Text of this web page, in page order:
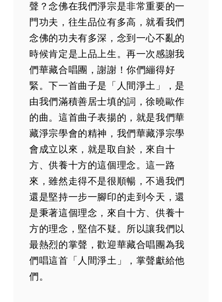
聲？念佛在我們淨宗是非常重要的一
門功夫，往生品位有多高，就看我們
念佛的功夫有多深，念到一心不亂的
時候肯定是上品上生。再一次感謝我
們華藏合唱團，謝謝！你們繃得好
緊。下一首曲子是「人間淨土」，是
由我們滿積善居士填的詞，徐曉歐作
的曲。這首曲子表揚的，就是我們華
藏淨宗學會的精神，我們華藏淨宗學
會成立以來，就是取自於，來自十
方、供養十方的這個理念。這一路
來，雖然走得不是很順暢，不過我們
還是堅持一步一腳印的走到今天，還
是秉著這個理念，來自十方、供養十
方的理念，堅信不疑。所以讓我們以
最熱烈的掌聲，歡迎華藏合唱團為我
們唱這首「人間淨土」，掌聲獻給他
們。